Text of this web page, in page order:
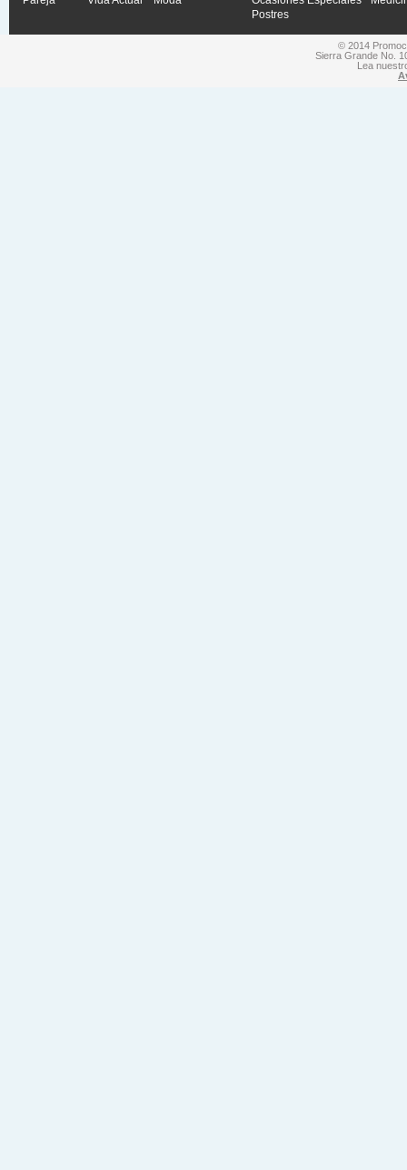
Postres
© 2014
Sierra Grande No.
Lea